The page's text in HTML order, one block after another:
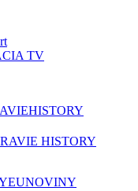
TV
HISTORY
HISTORY
EUNOVINY